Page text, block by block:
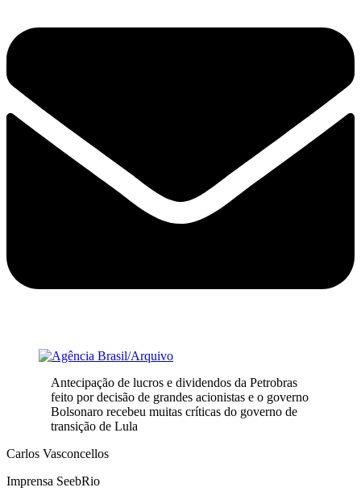
Antecipação de lucros e dividendos da Petrobras
feito por decisão de grandes acionistas e o governo
Bolsonaro recebeu muitas críticas do governo de
transição de Lula
Carlos Vasconcellos
Imprensa SeebRio